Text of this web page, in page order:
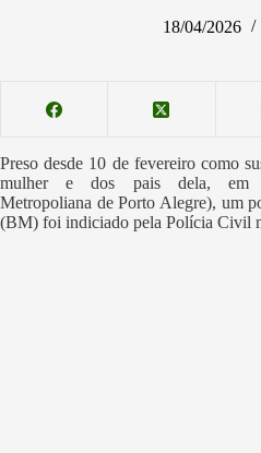
18/04/2026
Preso desde 10 de fevereiro como
mulher e dos pais dela, em
Metropoliana de Porto Alegre), um
(BM) foi indiciado pela Polícia Civil